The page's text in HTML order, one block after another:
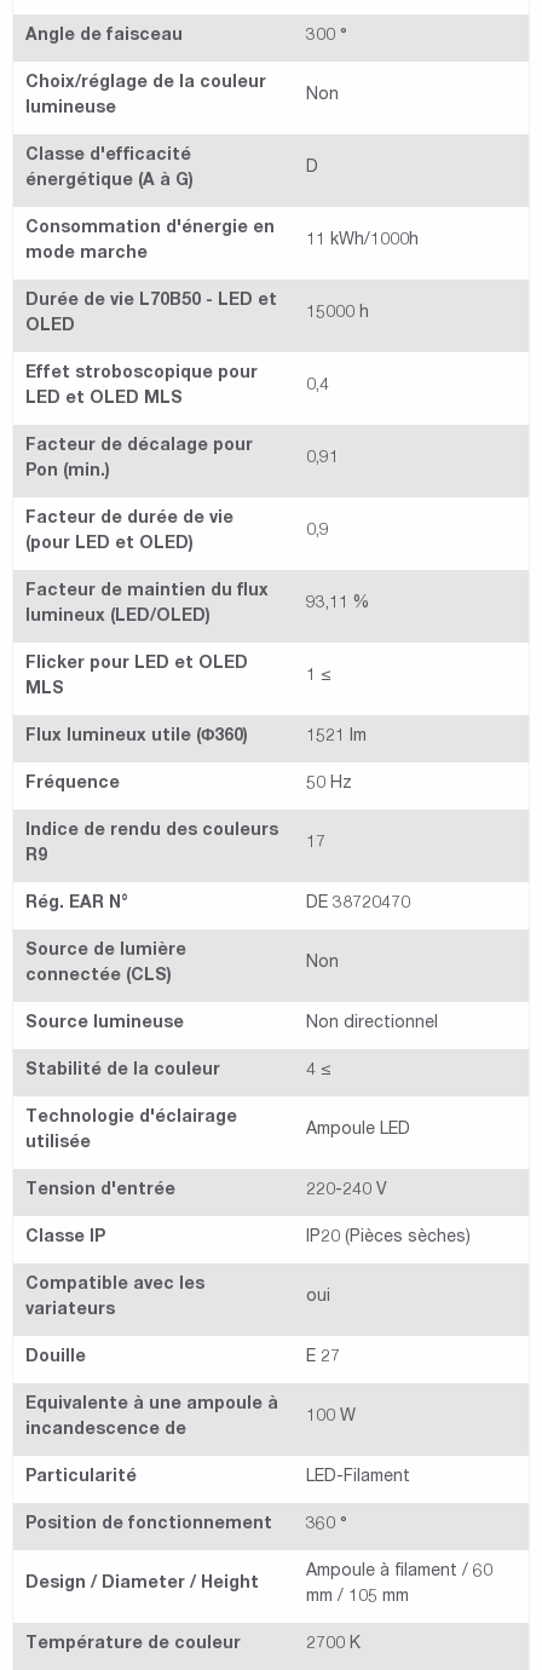
Angle de faisceau 300 °
Choix/réglage de la couleur
lumineuse
Non
Classe d'efficacité
énergétique (A à G)
D
Consommation d'énergie en
mode marche
11 kWh/1000h
Durée de vie L70B50 - LED et
OLED
15000 h
Effet stroboscopique pour
LED et OLED MLS
0,4
Facteur de décalage pour
Pon (min.)
0,91
Facteur de durée de vie
(pour LED et OLED)
0,9
Facteur de maintien du flux
lumineux (LED/OLED)
93,11 %
Flicker pour LED et OLED
MLS
1 ≤
Flux lumineux utile (Φ360) 1521 lm
Fréquence 50 Hz
Indice de rendu des couleurs
R9
17
Rég. EAR N° DE 38720470
Source de lumière
connectée (CLS)
Non
Source lumineuse Non directionnel
Stabilité de la couleur 4 ≤
Technologie d'éclairage
utilisée
Ampoule LED
Tension d'entrée 220-240 V
Classe IP IP20 (Pièces sèches)
Compatible avec les
variateurs
oui
Douille E 27
Equivalente à une ampoule à
incandescence de
100 W
Particularité LED-Filament
Position de fonctionnement 360 °
Design / Diameter / Height
Ampoule à filament / 60
mm / 105 mm
Température de couleur 2700 K